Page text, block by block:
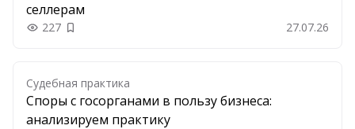
селлерам
227 Добавить в закладки 27.07.26
Судебная практика
Споры с госорганами в пользу бизнеса:
анализируем практику